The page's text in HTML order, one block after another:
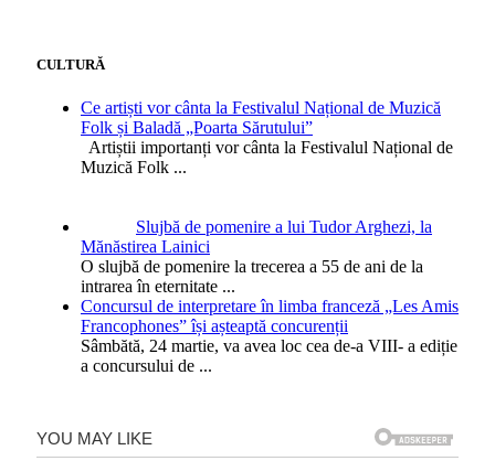
CULTURĂ
Ce artiști vor cânta la Festivalul Național de Muzică
Folk și Baladă „Poarta Sărutului”
Artiștii importanți vor cânta la Festivalul Național de
Muzică Folk ...
Slujbă de pomenire a lui Tudor Arghezi, la
Mănăstirea Lainici
O slujbă de pomenire la trecerea a 55 de ani de la
intrarea în eternitate ...
Concursul de interpretare în limba franceză „Les Amis
Francophones” își așteaptă concurenții
Sâmbătă, 24 martie, va avea loc cea de-a VIII- a ediție
a concursului de ...